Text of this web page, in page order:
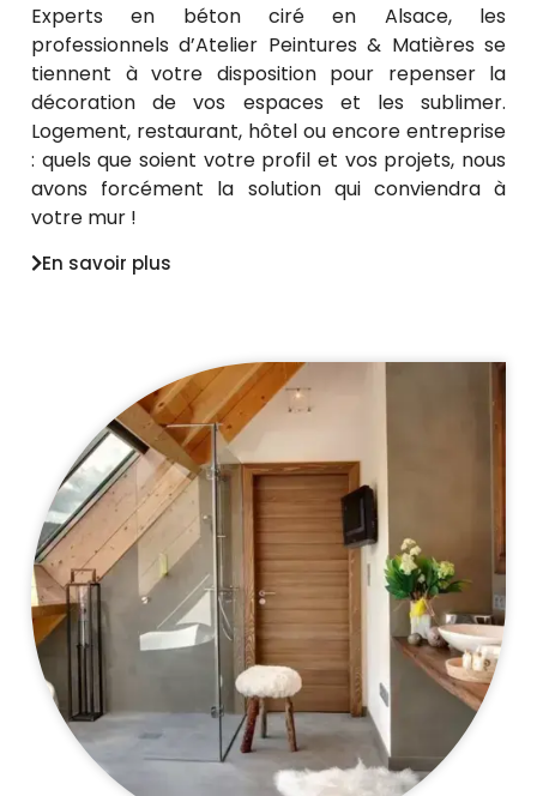
Experts en béton ciré en Alsace, les
professionnels d’Atelier Peintures & Matières se
tiennent à votre disposition pour repenser la
décoration de vos espaces et les sublimer.
Logement, restaurant, hôtel ou encore entreprise
: quels que soient votre profil et vos projets, nous
avons forcément la solution qui conviendra à
votre mur !
En savoir plus